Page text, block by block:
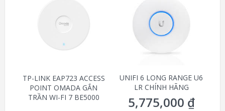
TP-LINK EAP723 ACCESS
POINT OMADA GẮN
TRẦN WI-FI 7 BE5000
UNIFI 6 LONG RANGE U6
LR CHÍNH HÃNG
5,775,000 ₫